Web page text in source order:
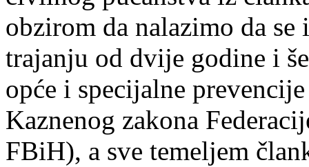
obzirom da nalazimo da se
trajanju od dvije godine i
opće i specijalne
Kaznenog zakona
FBiH), a sve temeljem